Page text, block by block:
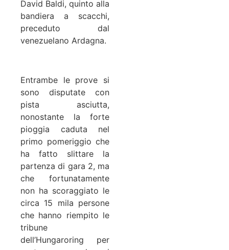
David Baldi, quinto alla
bandiera a scacchi,
preceduto dal
venezuelano Ardagna.
Entrambe le prove si
sono disputate con
pista asciutta,
nonostante la forte
pioggia caduta nel
primo pomeriggio che
ha fatto slittare la
partenza di gara 2, ma
che fortunatamente
non ha scoraggiato le
circa 15 mila persone
che hanno riempito le
tribune
dell’Hungaroring per